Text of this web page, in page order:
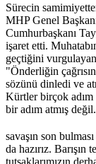
Sürecin
MHP Genel
Cumhurbaşkanı
işaret etti.
geçtiğini
"Önderliğin
sözünü dinledi ve
Kürtler birçok adım
bir adım atmış değil.
savaşın son
da hazırız.
tutsaklarımızın